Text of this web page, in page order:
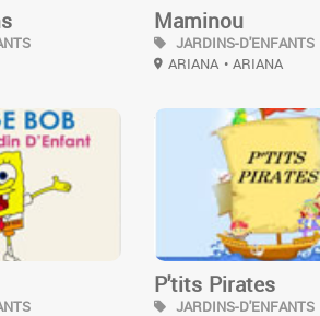
Maminou
JARDINS-D'ENFANTS
ARIANA • ARIANA
P'tits Pirates
JARDINS-D'ENFANTS